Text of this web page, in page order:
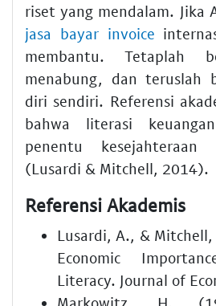
riset yang mendalam. Jika
jasa bayar invoice
membantu. Tetaplah
menabung, dan teruslah
diri sendiri. Referensi
bahwa literasi
penentu kesejahteraan
(Lusardi & Mitchell, 2014).
Referensi Akademis
Lusardi, A., &
Economic
Literacy. Journal of